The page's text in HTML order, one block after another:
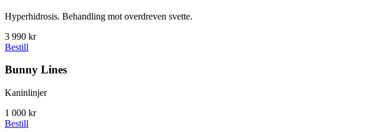
Hyperhidrosis. Behandling mot overdreven svette.
3 990 kr
Bestill
Bunny Lines
Kaninlinjer
1 000 kr
Bestill